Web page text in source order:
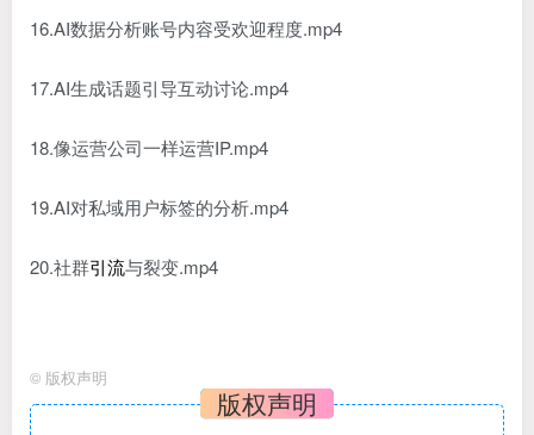
16.AI数据分析账号内容受欢迎程度.mp4
17.AI生成话题引导互动讨论.mp4
18.像运营公司一样运营IP.mp4
19.AI对私域用户标签的分析.mp4
20.社群引流与裂变.mp4
© 版权声明
版权声明